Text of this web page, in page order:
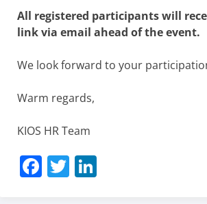
All registered participants will
link via email ahead of the event.
We look forward to your
Warm regards,
KIOS HR Team
Facebook
Twitter